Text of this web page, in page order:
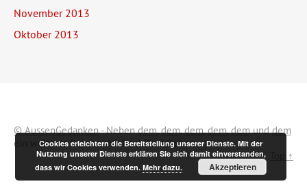
November 2013
Oktober 2013
© AussenGedanken- Nebendem,dem,dem,dem,demunddem
ein weiterer Service der NachDenkSeiten.
Top ↑
Cookies erleichtern die Bereitstellung unserer Dienste. Mit der
Nutzung unserer Dienste erklären Sie sich damit einverstanden,
dass wir Cookies verwenden.Mehr dazu. Akzeptieren